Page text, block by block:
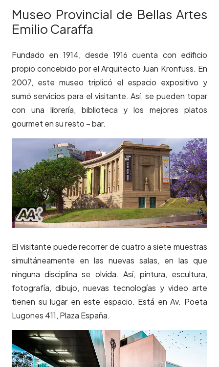
Museo Provincial de Bellas Artes
Emilio Caraffa
Fundado en 1914, desde 1916 cuenta con edificio
propio concebido por el Arquitecto Juan Kronfuss. En
2007, este museo triplicó el espacio expositivo y
sumó servicios para el visitante. Así, se pueden topar
con una librería, biblioteca y los mejores platos
gourmet en su resto – bar.
El visitante puede recorrer de cuatro a siete muestras
simultáneamente en las nuevas salas, en las que
ninguna disciplina se olvida. Así, pintura, escultura,
fotografía, dibujo, nuevas tecnologías y video arte
tienen su lugar en este espacio. Está en Av. Poeta
Lugones 411, Plaza España.